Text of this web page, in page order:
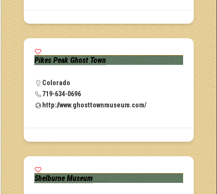
Pikes Peak Ghost Town
Colorado
719-634-0696
http://www.ghosttownmuseum.com/
Shelburne Museum